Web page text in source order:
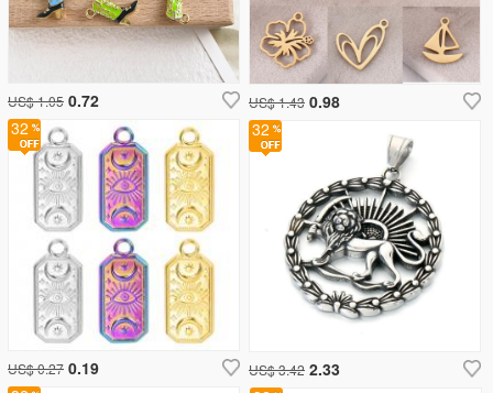
32
US$ 0.27 0.19
US$ 1.43 0.98
US$ 1.05 0.72
32
US$ 3.42 2.33